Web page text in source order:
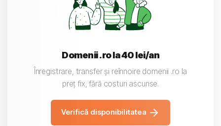
Domenii .ro la 40 lei/an
Înregistrare, transfer și reînnoire domenii .ro la
preț fix, fără costuri ascunse.
Verifică disponibilitatea